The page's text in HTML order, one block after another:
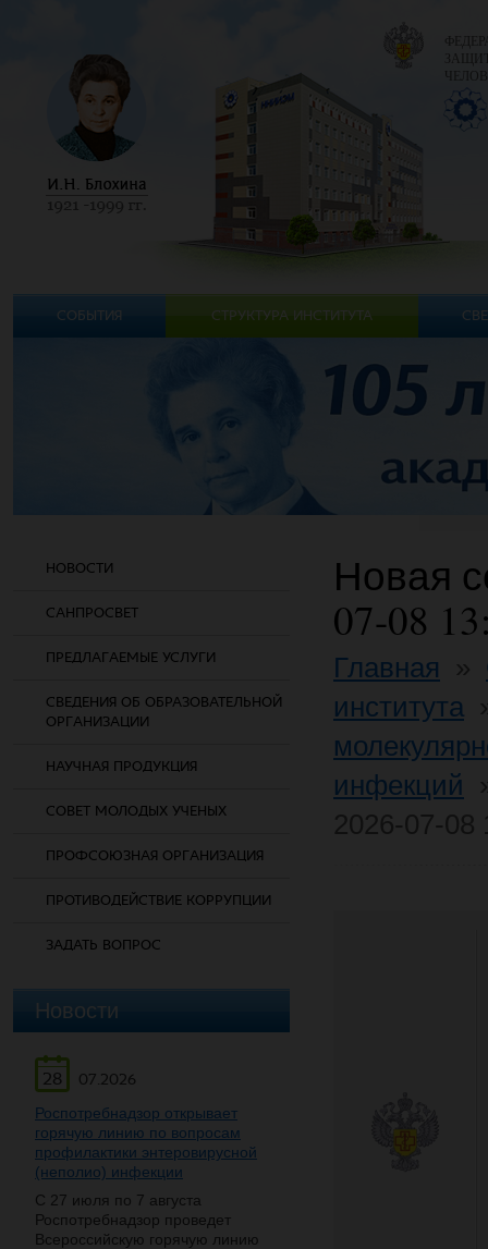
НОВОСТИ
САНПРОСВЕТ
ПРЕДЛАГАЕМЫЕ УСЛУГИ
СВЕДЕНИЯ ОБ ОБРАЗОВАТЕЛЬНОЙ
ОРГАНИЗАЦИИ
НАУЧНАЯ ПРОДУКЦИЯ
СОВЕТ МОЛОДЫХ УЧЕНЫХ
ПРОФСОЮЗНАЯ ОРГАНИЗАЦИЯ
ПРОТИВОДЕЙСТВИЕ КОРРУПЦИИ
ЗАДАТЬ ВОПРОС
Новости
28
07.2026
Роспотребнадзор открывает
горячую линию по вопросам
профилактики энтеровирусной
(неполио) инфекции
С 27 июля по 7 августа
Роспотребнадзор проведет
Всероссийскую горячую линию
Новая
07-08
Главная
института
инфекций
СОБЫТИЯ СТРУКТУРА ИНСТИТУТА